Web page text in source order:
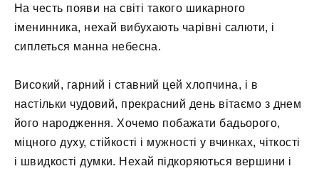
На честь появи на світі такого шикарного
іменинника, нехай вибухають чарівні салюти, і
сиплеться манна небесна.
Високий, гарний і ставний цей хлопчина, і в
настільки чудовий, прекрасний день вітаємо з днем ​​
його народження. Хочемо побажати бадьорого,
міцного духу, стійкості і мужності у вчинках, чіткості
і швидкості думки. Нехай підкоряються вершини і